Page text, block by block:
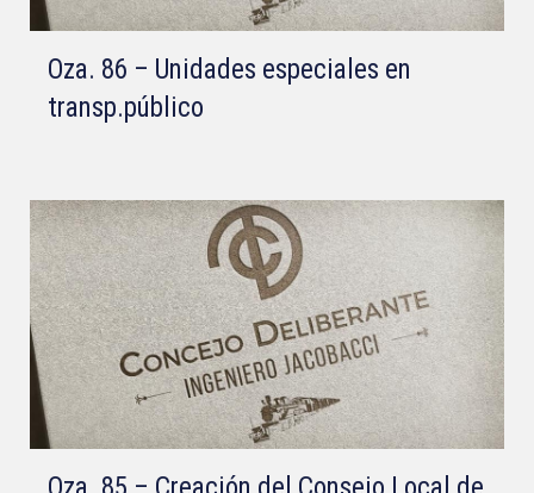
Oza. 86 – Unidades especiales en
transp.público